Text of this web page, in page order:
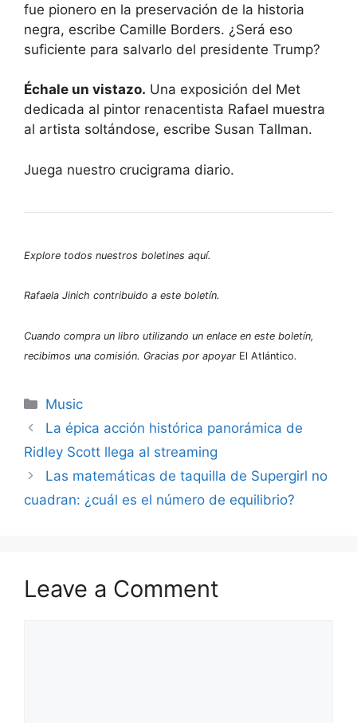
fue pionero en la preservación de la historia
negra, escribe Camille Borders. ¿Será eso
suficiente para salvarlo del presidente Trump?
Échale un vistazo. Una exposición del Met
dedicada al pintor renacentista Rafael muestra
al artista soltándose, escribe Susan Tallman.
Juega nuestro crucigrama diario.
Explore todos nuestros boletines aquí.
Rafaela Jinich contribuido a este boletín.
Cuando compra un libro utilizando un enlace en este boletín,
recibimos una comisión. Gracias por apoyar El Atlántico.
Categories
Music
La épica acción histórica panorámica de
Ridley Scott llega al streaming
Las matemáticas de taquilla de Supergirl no
cuadran: ¿cuál es el número de equilibrio?
Leave a Comment